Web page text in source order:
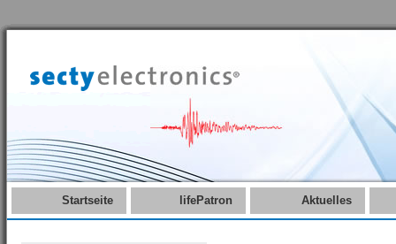
Startseite lifePatron Aktuelles